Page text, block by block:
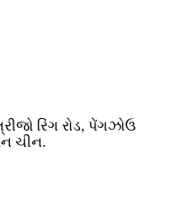
રિંગ રોડ, પેંગઝોઉ
ચીન.